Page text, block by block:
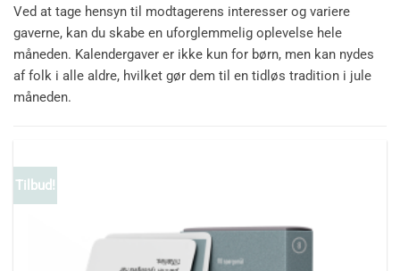
Ved at tage hensyn til modtagerens interesser og variere
gaverne, kan du skabe en uforglemmelig oplevelse hele
måneden. Kalendergaver er ikke kun for børn, men kan nydes
af folk i alle aldre, hvilket gør dem til en tidløs tradition i jule
måneden.
Tilbud!